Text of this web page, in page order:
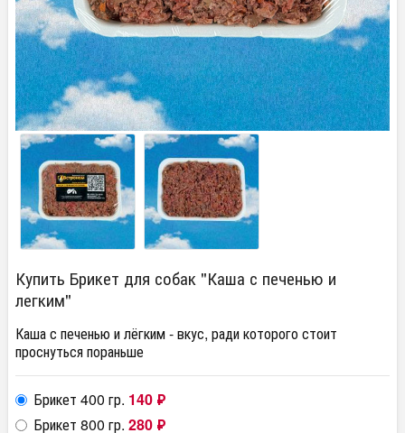
Купить Брикет для собак "Каша с печенью и
легким"
Каша с печенью и лёгким - вкус, ради которого стоит
проснуться пораньше
Брикет 400 гр. 140 ₽
Брикет 800 гр. 280 ₽